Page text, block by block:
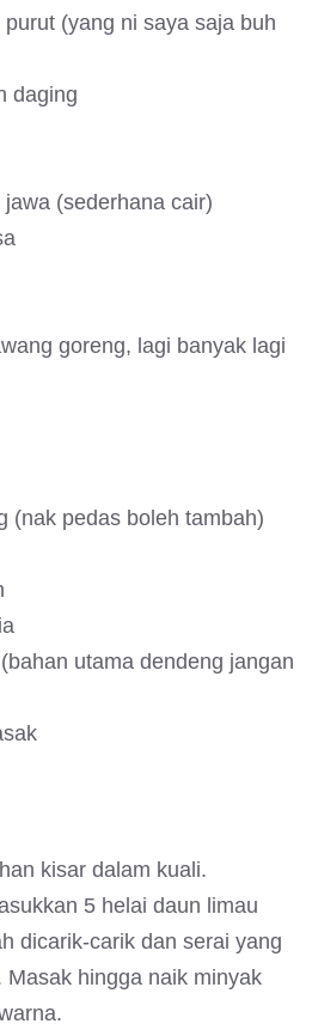
(yang ni saya saja buh
daging
(sederhana cair)
goreng, lagi banyak lagi
(nak pedas boleh tambah)
utama dendeng jangan
kisar dalam kuali.
5 helai daun limau
dicarik-carik dan serai yang
Masak hingga naik minyak